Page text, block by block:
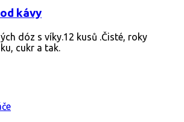
kávy
dóz s víky.12 kusů .Čisté, roky
cukr a tak.